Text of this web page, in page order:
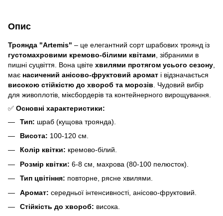
Опис
Троянда "Artemis" – це елегантний сорт шрабових троянд із
густомахровими кремово-білими квітами , зібраними в
пишні суцвіття. Вона цвіте хвилями протягом усього сезону
має насичений анісово-фруктовий аромат і відзначається
високою стійкістю до хвороб та морозів . Чудовий вибір
для живоплотів, міксбордерів та контейнерного вирощування.
✅ Основні характеристики:
Тип: шраб (кущова троянда).
Висота: 100-120 см.
Колір квітки: кремово-білий.
Розмір квітки: 6-8 см, махрова (80-100 пелюсток).
Тип цвітіння: повторне, рясне хвилями.
Аромат: середньої інтенсивності, анісово-фруктовий.
Стійкість до хвороб: висока.